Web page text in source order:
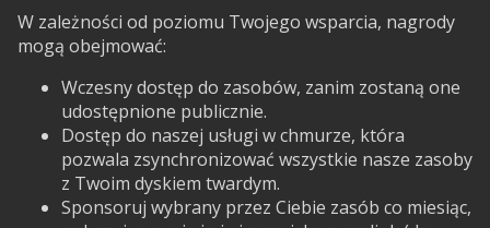
W zależności od poziomu Twojego wsparcia, nagrody
mogą obejmować:
Wczesny dostęp do zasobów, zanim zostaną one
udostępnione publicznie.
Dostęp do naszej usługi w chmurze, która
pozwala zsynchronizować wszystkie nasze zasoby
z Twoim dyskiem twardym.
Sponsoruj wybrany przez Ciebie zasób co miesiąc,